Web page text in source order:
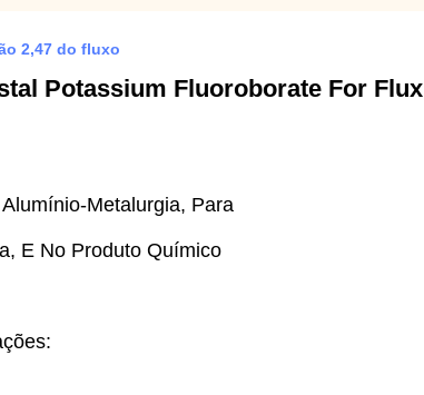
2,47 do fluxo
Potassium Fluoroborate For Flux
Metalurgia, Para
E No Produto Químico